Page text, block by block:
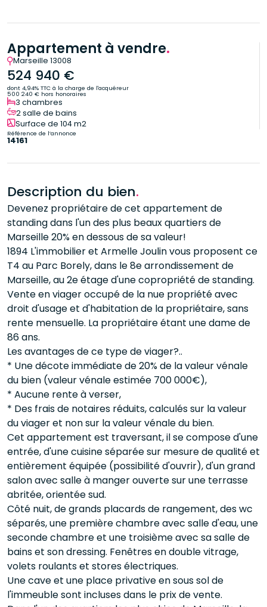
Appartement à vendre.
Marseille 13008
524 940 €
dont 4,94% TTC à la charge de l'acquéreur
500 240 € hors honoraires
3 chambres
2 salle de bains
Surface de 104 m2
Référence de l’annonce
14161
Description du bien.
Devenez propriétaire de cet appartement de
standing dans l'un des plus beaux quartiers de
Marseille 20% en dessous de sa valeur!
1894 L'immobilier et Armelle Joulin vous proposent ce
T4 au Parc Borely, dans le 8e arrondissement de
Marseille, au 2e étage d'une copropriété de standing.
Vente en viager occupé de la nue propriété avec
droit d'usage et d'habitation de la propriétaire, sans
rente mensuelle. La propriétaire étant une dame de
86 ans.
Les avantages de ce type de viager?..
* Une décote immédiate de 20% de la valeur vénale
du bien (valeur vénale estimée 700 000€),
* Aucune rente à verser,
* Des frais de notaires réduits, calculés sur la valeur
du viager et non sur la valeur vénale du bien.
Cet appartement est traversant, il se compose d'une
entrée, d'une cuisine séparée sur mesure de qualité et
entièrement équipée (possibilité d'ouvrir), d'un grand
salon avec salle à manger ouverte sur une terrasse
abritée, orientée sud.
Côté nuit, de grands placards de rangement, des wc
séparés, une première chambre avec salle d'eau, une
seconde chambre et une troisième avec sa salle de
bains et son dressing. Fenêtres en double vitrage,
volets roulants et stores électriques.
Une cave et une place privative en sous sol de
l'immeuble sont incluses dans le prix de vente.